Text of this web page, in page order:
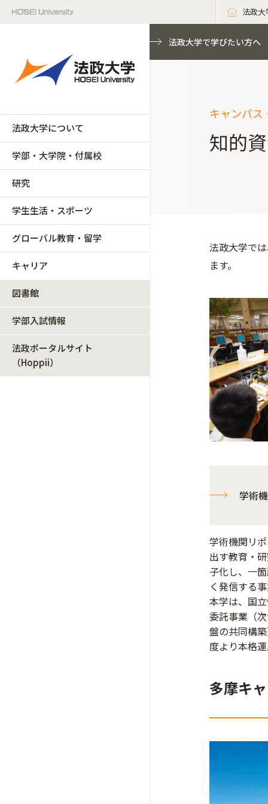
法政
法政大学について
学部・大学院・付属校
研究
学生生活・スポーツ
グローバル教育・留学
キャリア
図書館
学部入試情報
法政ポータルサイト
（Hoppii）
法政大学で学びたい方へ
キャンパス
知的
法政大学で
ます。
学術
学術機関リ
出す教育・
子化し、一
く発信する
本学は、国
委託事業（
盤の共同構
度より本格
多摩キ